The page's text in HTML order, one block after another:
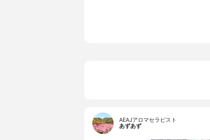
AEAJアロマセラピスト
あずあず